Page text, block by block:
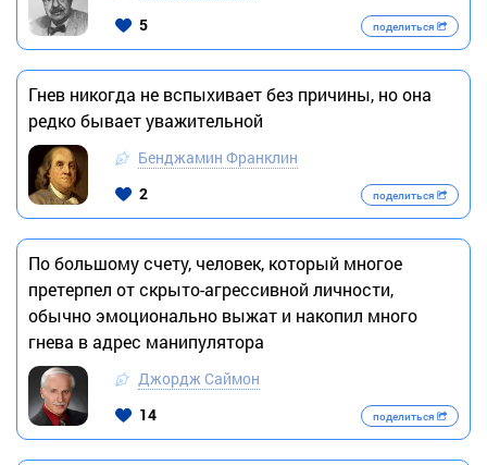
5
поделиться
Гнев никогда не вспыхивает без причины, но она
редко бывает уважительной
Бенджамин Франклин
2
поделиться
По большому счету, человек, который многое
претерпел от скрыто-агрессивной личности,
обычно эмоционально выжат и накопил много
гнева в адрес манипулятора
Джордж Саймон
14
поделиться